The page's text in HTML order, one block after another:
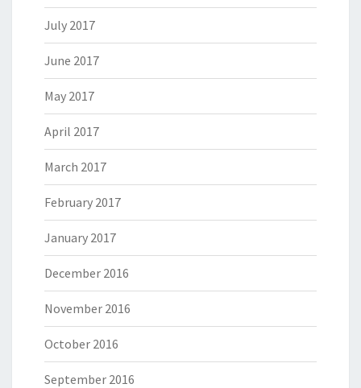
July 2017
June 2017
May 2017
April 2017
March 2017
February 2017
January 2017
December 2016
November 2016
October 2016
September 2016